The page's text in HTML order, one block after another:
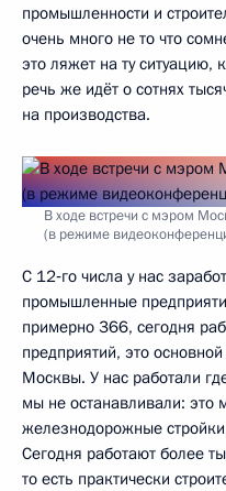
промышленности и
очень много не то что
это ляжет на ту ситуацию,
речь же идёт о сотнях
на производства.
В ходе встречи с мэром
(в режиме
С 12‑го числа у нас
промышленные
примерно 366, сегодня
предприятий, это
Москвы. У нас работали
мы не останавливали: это
железнодорожные
Сегодня работают более
то есть практически